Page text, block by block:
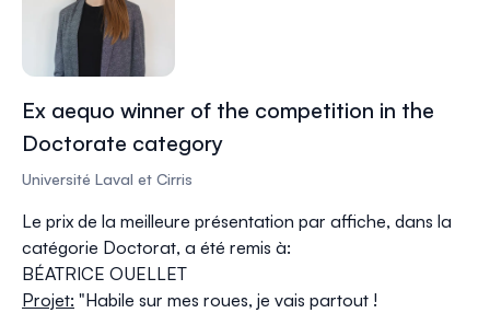
Ex aequo winner of the competition in the
Doctorate category
Université Laval et Cirris
Le prix de la meilleure présentation par affiche, dans la
catégorie Doctorat, a été remis à:
BÉATRICE OUELLET
Projet: "Habile sur mes roues, je vais partout !